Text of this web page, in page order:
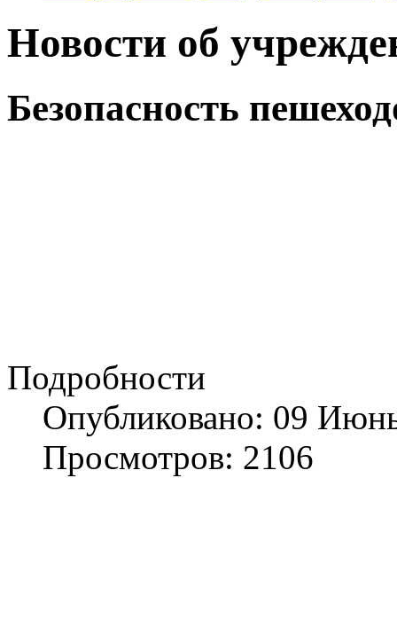
Новости об
Безопасность
Подробности
Опубликовано: 09
Просмотров: 2106